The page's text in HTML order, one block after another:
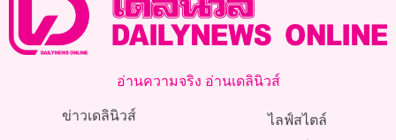
อ่านความจริง อ่านเดลินิวส์
ข่าวเดลินิวส์
ไลฟ์สไตล์